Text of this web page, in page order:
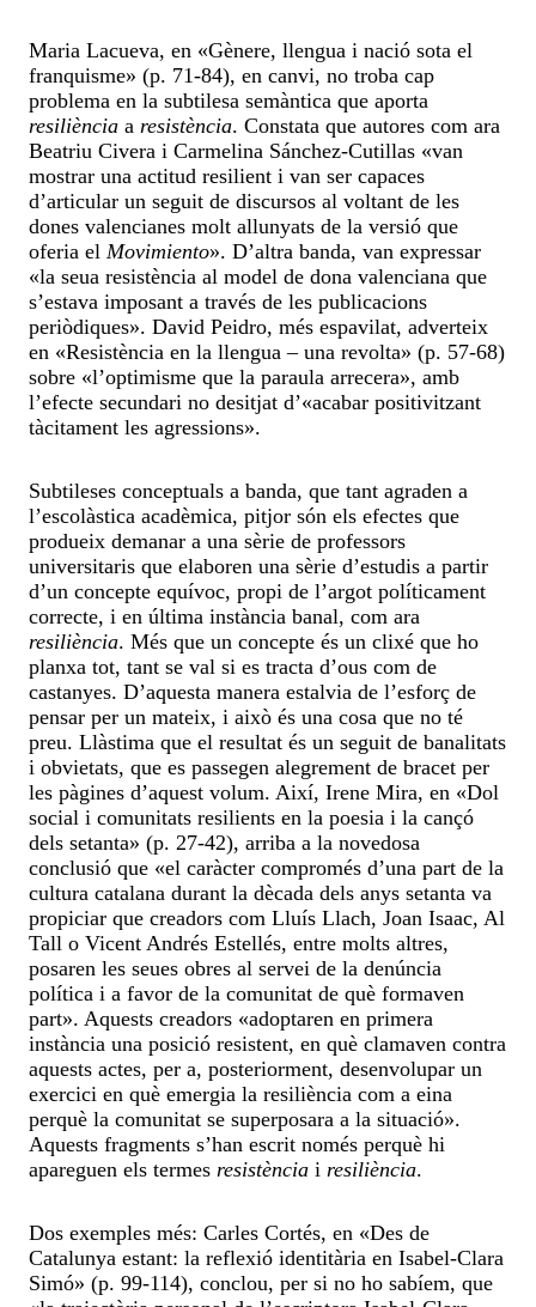
Maria Lacueva, en «Gènere, llengua i nació sota el
franquisme» (p. 71-84), en canvi, no troba cap
problema en la subtilesa semàntica que aporta
resiliència a resistència. Constata que autores com ara
Beatriu Civera i Carmelina Sánchez-Cutillas «van
mostrar una actitud resilient i van ser capaces
d’articular un seguit de discursos al voltant de les
dones valencianes molt allunyats de la versió que
oferia el Movimiento». D’altra banda, van expressar
«la seua resistència al model de dona valenciana que
s’estava imposant a través de les publicacions
periòdiques». David Peidro, més espavilat, adverteix
en «Resistència en la llengua – una revolta» (p. 57-68)
sobre «l’optimisme que la paraula arrecera», amb
l’efecte secundari no desitjat d’«acabar positivitzant
tàcitament les agressions».
Subtileses conceptuals a banda, que tant agraden a
l’escolàstica acadèmica, pitjor són els efectes que
produeix demanar a una sèrie de professors
universitaris que elaboren una sèrie d’estudis a partir
d’un concepte equívoc, propi de l’argot políticament
correcte, i en última instància banal, com ara
resiliència. Més que un concepte és un clixé que ho
planxa tot, tant se val si es tracta d’ous com de
castanyes. D’aquesta manera estalvia de l’esforç de
pensar per un mateix, i això és una cosa que no té
preu. Llàstima que el resultat és un seguit de banalitats
i obvietats, que es passegen alegrement de bracet per
les pàgines d’aquest volum. Així, Irene Mira, en «Dol
social i comunitats resilients en la poesia i la cançó
dels setanta» (p. 27-42), arriba a la novedosa
conclusió que «el caràcter compromés d’una part de la
cultura catalana durant la dècada dels anys setanta va
propiciar que creadors com Lluís Llach, Joan Isaac, Al
Tall o Vicent Andrés Estellés, entre molts altres,
posaren les seues obres al servei de la denúncia
política i a favor de la comunitat de què formaven
part». Aquests creadors «adoptaren en primera
instància una posició resistent, en què clamaven contra
aquests actes, per a, posteriorment, desenvolupar un
exercici en què emergia la resiliència com a eina
perquè la comunitat se superposara a la situació».
Aquests fragments s’han escrit només perquè hi
apareguen els termes resistència i resiliència.
Dos exemples més: Carles Cortés, en «Des de
Catalunya estant: la reflexió identitària en Isabel-Clara
Simó» (p. 99-114), conclou, per si no ho sabíem, que